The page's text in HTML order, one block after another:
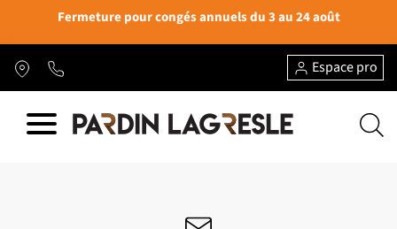
Fermeture pour congés annuels du 3 au 24 août
Espace pro